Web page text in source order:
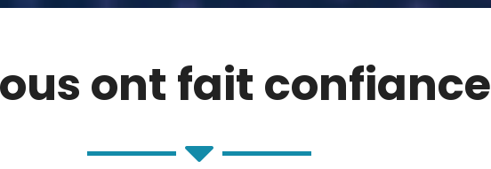
ont fait confiance